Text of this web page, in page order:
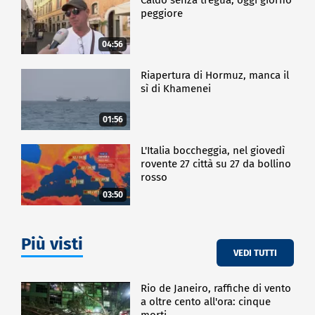
04:56
peggiore
01:56
Riapertura di Hormuz, manca il
sì di Khamenei
03:50
L'Italia boccheggia, nel giovedì
rovente 27 città su 27 da bollino
rosso
Più visti VEDI TUTTI
Rio de Janeiro, raffiche di vento
a oltre cento all'ora: cinque